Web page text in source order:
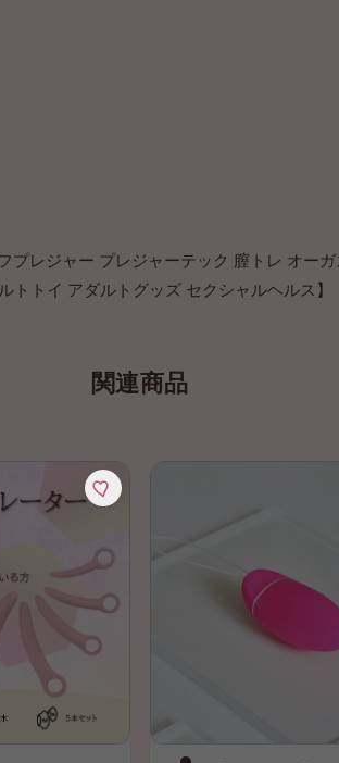
プレジャー プレジャーテック 膣トレ オー
トイ アダルトグッズ セクシャルヘルス】
関連商品